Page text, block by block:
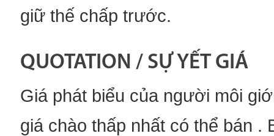
giữ thế chấp trước.
QUOTATION / SỰ YẾT GIÁ
Giá phát biểu của người môi
giá chào thấp nhất có thể bán .